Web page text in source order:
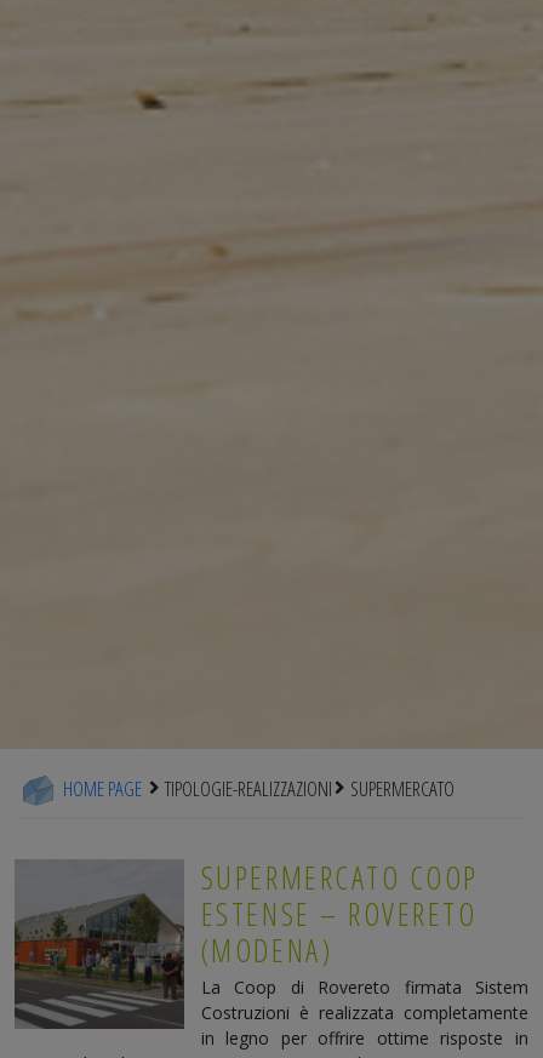
HOME PAGE TIPOLOGIE-REALIZZAZIONI SUPERMERCATO
SUPERMERCATO COOP
ESTENSE – ROVERETO
(MODENA)
La Coop di Rovereto firmata Sistem
Costruzioni è realizzata completamente
in legno per offrire ottime risposte in